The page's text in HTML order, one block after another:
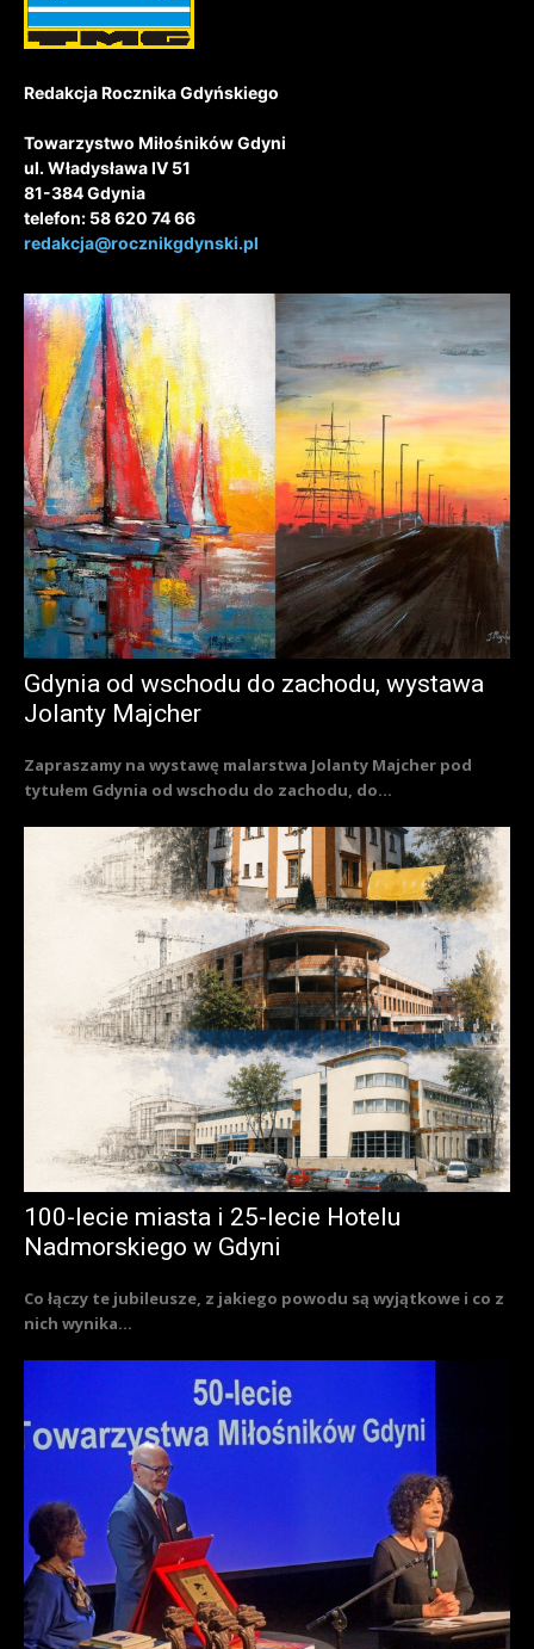
Redakcja Rocznika Gdyńskiego
Towarzystwo Miłośników Gdyni
ul. Władysława IV 51
81-384 Gdynia
telefon: 58 620 74 66
redakcja@rocznikgdynski.pl
Gdynia od wschodu do zachodu, wystawa
Jolanty Majcher
Zapraszamy na wystawę malarstwa Jolanty Majcher pod
tytułem Gdynia od wschodu do zachodu, do...
100-lecie miasta i 25-lecie Hotelu
Nadmorskiego w Gdyni
Co łączy te jubileusze, z jakiego powodu są wyjątkowe i co z
nich wynika...